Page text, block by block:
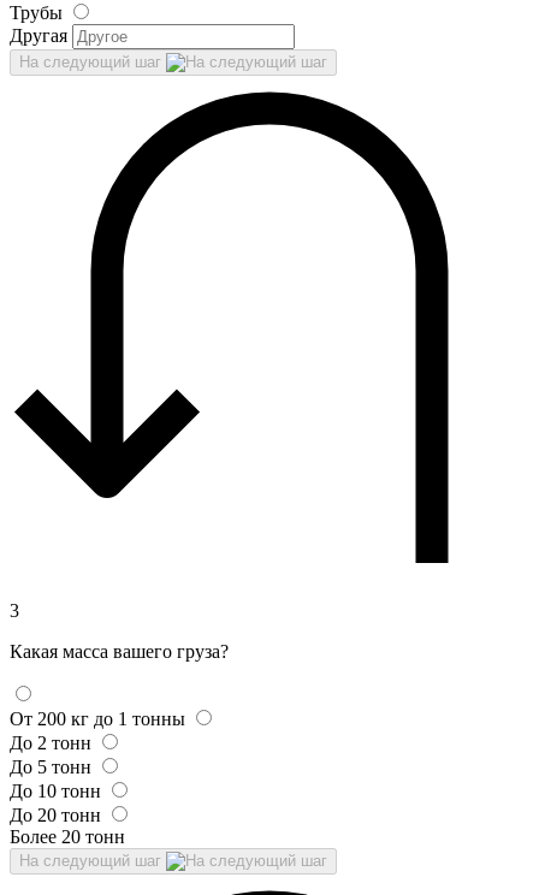
Трубы
Другая
На следующий шаг
3
Какая масса вашего груза?
От 200 кг до 1 тонны
До 2 тонн
До 5 тонн
До 10 тонн
До 20 тонн
Более 20 тонн
На следующий шаг